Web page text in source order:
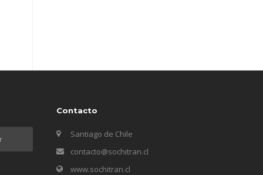
Contacto
Santiago de Chile
contacto@sochitran.cl
www.sochitran.cl